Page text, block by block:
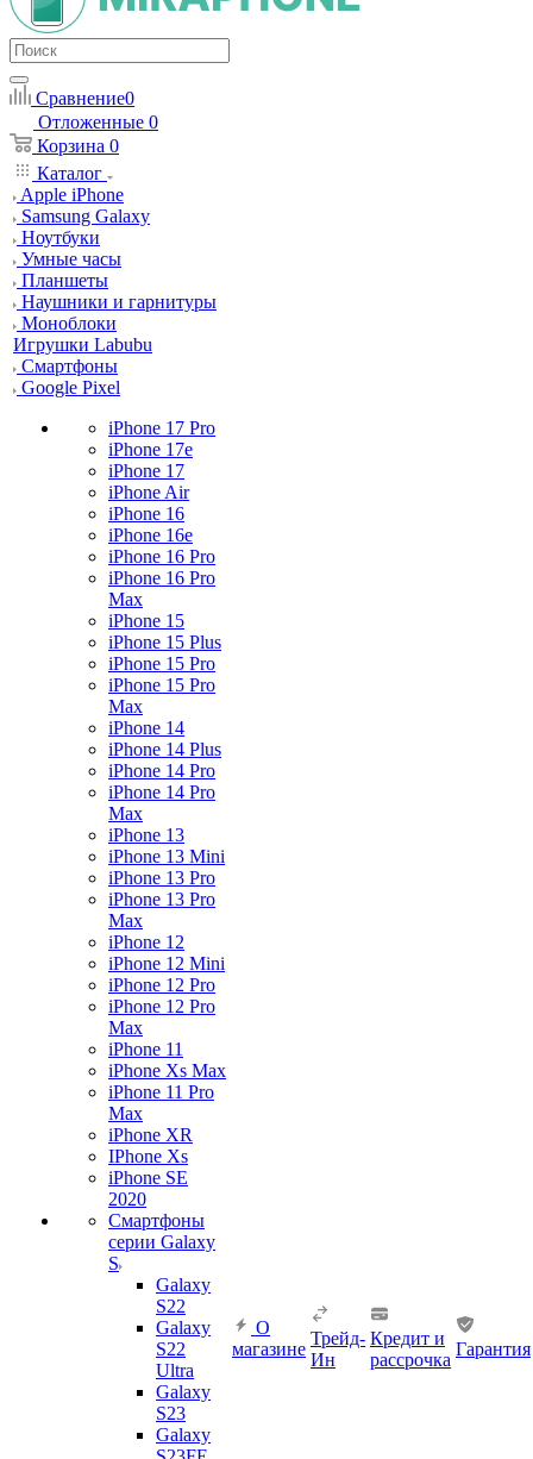
Сравнение0
Отложенные 0
Корзина 0
Каталог
Apple iPhone
Samsung Galaxy
Ноутбуки
Умные часы
Планшеты
Наушники и гарнитуры
Моноблоки
Игрушки Labubu
Смартфоны
Google Pixel
iPhone 17 Pro
iPhone 17e
iPhone 17
iPhone Air
iPhone 16
iPhone 16e
iPhone 16 Pro
iPhone 16 Pro
Max
iPhone 15
iPhone 15 Plus
iPhone 15 Pro
iPhone 15 Pro
Max
iPhone 14
iPhone 14 Plus
iPhone 14 Pro
iPhone 14 Pro
Max
iPhone 13
iPhone 13 Mini
iPhone 13 Pro
iPhone 13 Pro
Max
iPhone 12
iPhone 12 Mini
iPhone 12 Pro
iPhone 12 Pro
Max
iPhone 11
iPhone Xs Max
iPhone 11 Pro
Max
iPhone XR
IPhone Xs
iPhone SE
2020
Смартфоны
серии Galaxy
S
Galaxy
S22
Galaxy
S22
Ultra
Galaxy
S23
Galaxy
О
магазине
Трейд-
Ин
Кредит и
рассрочка
Гарантия